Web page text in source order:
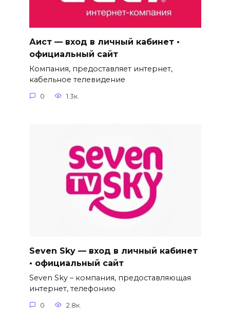
Аист — вход в личный кабинет •
официальный сайт
Компания, предоставляет интернет,
кабельное телевидение
0 1.3к.
Seven Sky — вход в личный кабинет
• официальный сайт
Seven Sky – компания, предоставляющая
интернет, телефонию
0 2.8к.